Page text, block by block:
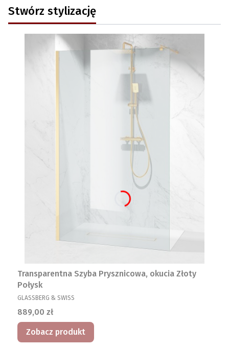
Stwórz stylizację
Transparentna Szyba Prysznicowa, okucia Złoty
Połysk
PRODUCENT
GLASSBERG & SWISS
Cena
889,00 zł
Zobacz produkt